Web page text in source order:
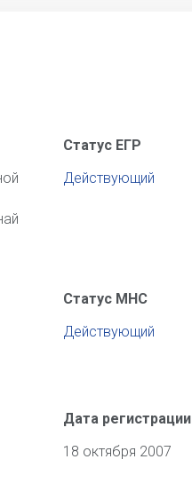
Статус ЕГР
Действующий
Статус МНС
Действующий
Дата регистрации
18 октября 2007